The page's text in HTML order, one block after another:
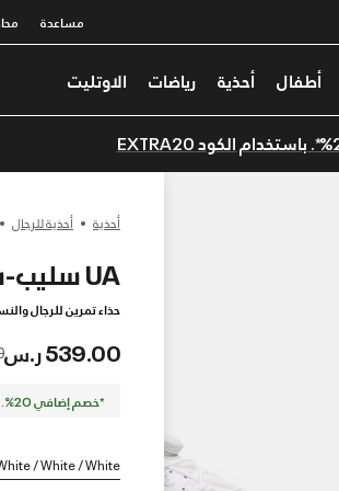
مساعدة
أطفال أحذية رياضات الاوتليت
أحذية أحذية للرجال
UA سليب-سبيد™
حذاء تمرين للرجال
539.00 ر.س
*خصم إضافي 20%. كود الخصم: EXTRA20
/ White / White